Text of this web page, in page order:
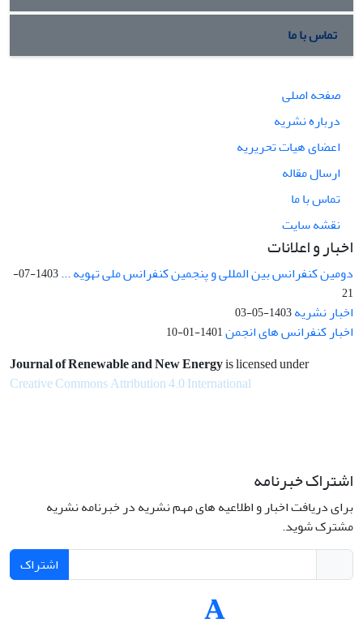
تماس با ما
صفحه اصلی
درباره نشریه
اعضای هیات تحریریه
ارسال مقاله
تماس با ما
نقشه سایت
اخبار و اعلانات
دومین کنفرانس بین المللی و پنجمین کنفرانس ملی تهویه ...
1403-07-
21
اخبار نشریه1403-05-03
اخبار کنفرانس های انجمن1401-01-10
Journal of Renewable and New Energyis licensed under
Creative Commons Attribution 4.0 International
اشتراک خبرنامه
برای دریافت اخبار و اطلاعیه های مهم نشریه در خبرنامه نشریه
مشترک شوید.
اشتراک